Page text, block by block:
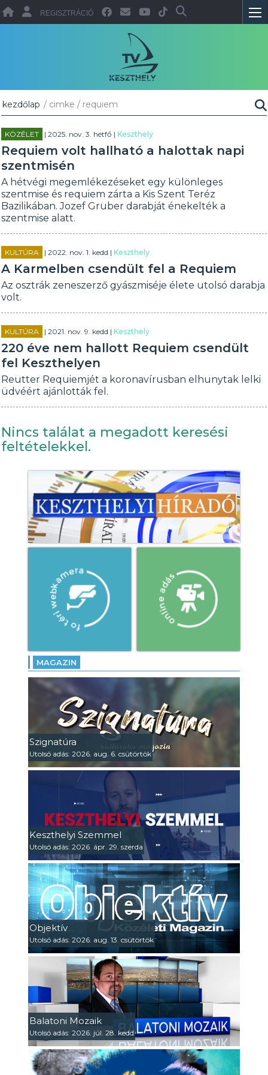
REGISZTRÁCIÓ
kezdőlap / cimke / requiem
KÖZÉLET | 2025. nov. 3. hétfő |Keszthely
Requiem volt hallható a halottak napi
szentmisén
A hétvégi megemlékezéseket egy különleges
szentmise és requiem zárta a Kis Szent Teréz
Bazilikában. Jozef Gruber darabját énekelték a
szentmise alatt.
KULTÚRA | 2022. nov. 1. kedd |Keszthely
A Karmelben csendült fel a Requiem
Az osztrák zeneszerző gyászmiséje élete utolsó darabja
volt.
KULTÚRA | 2021. nov. 9. kedd |Keszthely
220 éve nem hallott Requiem csendült
fel Keszthelyen
Reutter Requiemjét a koronavírusban elhunytak lelki
üdvéért ajánlották fel.
Nincs találat a megadott keresési
feltételekkel.
MAGAZIN
Szignatúra
Utolsó adás: 2026. aug. 6. csütörtök
Keszthelyi Szemmel
Utolsó adás: 2026. ápr. 29. szerda
Objektív
Utolsó adás: 2026. aug. 13. csütörtök
Balatoni Mozaik
Utolsó adás: 2026. júl. 28. kedd